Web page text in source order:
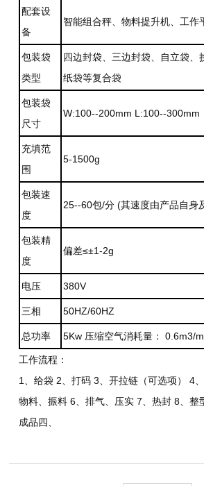
配套设
备
智能组合秤、物料提升机、工作
包装袋
类型
四边封袋、三边封袋、自立袋、
纸袋等复合袋
包装袋
尺寸
W:100--200mm L:100--300mm
充填范
围
5-1500g
包装速
度
25--60包/分 (其速度由产品自身
包装精
度
偏差≤±1-2g
电压 380V
三相 50HZ/60HZ
总功率 5Kw 压缩空气消耗量： 0.6m3/
工作流程：
1、给袋 2、打码 3、开拉链（可选项） 4
物料、振料 6、排气、压实 7、热封 8、整
成品四、